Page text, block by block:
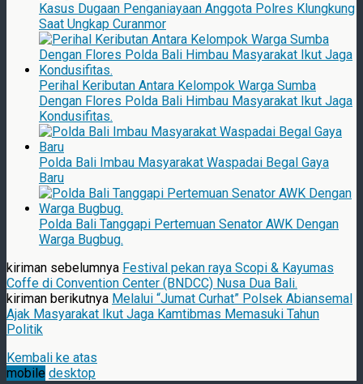
Kasus Dugaan Penganiayaan Anggota Polres Klungkung
Saat Ungkap Curanmor
Perihal Keributan Antara Kelompok Warga Sumba
Dengan Flores Polda Bali Himbau Masyarakat Ikut Jaga
Kondusifitas.
Polda Bali Imbau Masyarakat Waspadai Begal Gaya
Baru
Polda Bali Tanggapi Pertemuan Senator AWK Dengan
Warga Bugbug.
kiriman sebelumnya Festival pekan raya Scopi & Kayumas
Coffe di Convention Center (BNDCC) Nusa Dua Bali.
kiriman berikutnya Melalui “Jumat Curhat” Polsek Abiansemal
Ajak Masyarakat Ikut Jaga Kamtibmas Memasuki Tahun
Politik
Kembali ke atas
mobile desktop